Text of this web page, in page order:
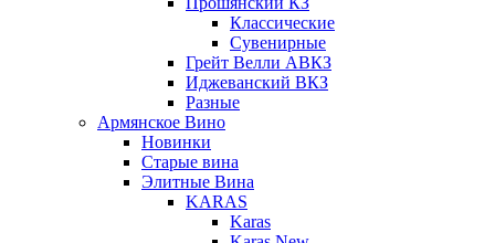
Классические
Сувенирные
Грейт Велли АВКЗ
Иджеванский ВКЗ
Разные
Армянское Вино
Новинки
Старые вина
Элитные Вина
KARAS
Karas